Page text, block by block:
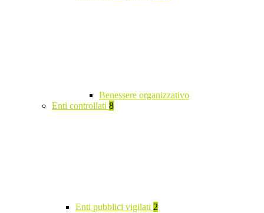
Benessere organizzativo
Enti controllati 8
Enti pubblici vigilati 2